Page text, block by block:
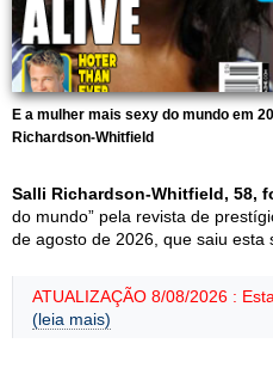
E a mulher mais sexy do mundo em
Richardson-Whitfield
Salli Richardson-Whitfield, 58,
do mundo” pela revista de
de agosto de 2026, que saiu esta
ATUALIZAÇÃO 8/08/2026 :
(leia mais)